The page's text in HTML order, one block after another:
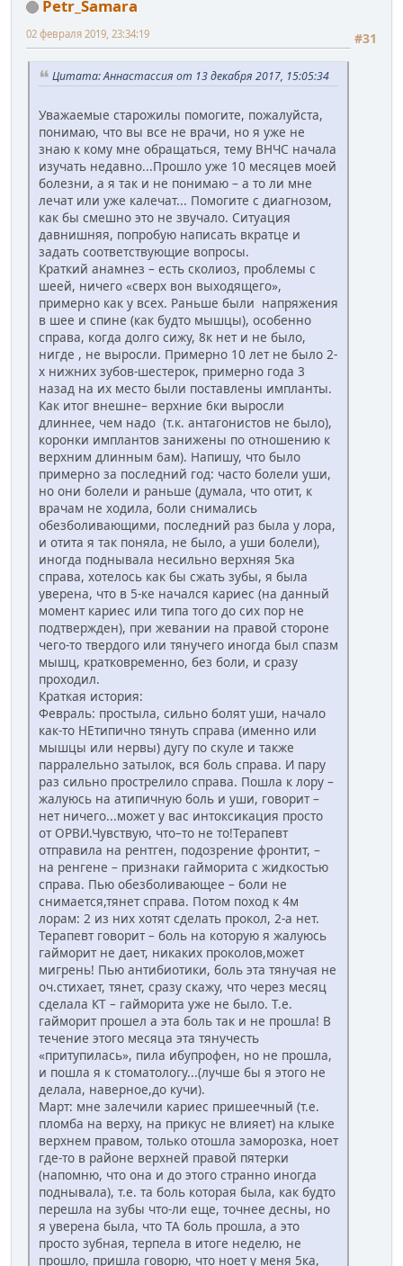
Petr_Samara
#31
02 февраля 2019, 23:34:19
Цитата: Аннастассия от 13 декабря 2017, 15:05:34
Уважаемые старожилы помогите, пожалуйста,
понимаю, что вы все не врачи, но я уже не
знаю к кому мне обращаться, тему ВНЧС начала
изучать недавно...Прошло уже 10 месяцев моей
болезни, а я так и не понимаю – а то ли мне
лечат или уже калечат... Помогите с диагнозом,
как бы смешно это не звучало. Ситуация
давнишняя, попробую написать вкратце и
задать соответствующие вопросы.
Краткий анамнез – есть сколиоз, проблемы с
шеей, ничего «сверх вон выходящего»,
примерно как у всех. Раньше были напряжения
в шее и спине (как будто мышцы), особенно
справа, когда долго сижу, 8к нет и не было,
нигде , не выросли. Примерно 10 лет не было 2-
х нижних зубов-шестерок, примерно года 3
назад на их место были поставлены импланты.
Как итог внешне– верхние 6ки выросли
длиннее, чем надо (т.к. антагонистов не было),
коронки имплантов занижены по отношению к
верхним длинным 6ам). Напишу, что было
примерно за последний год: часто болели уши,
но они болели и раньше (думала, что отит, к
врачам не ходила, боли снимались
обезболивающими, последний раз была у лора,
и отита я так поняла, не было, а уши болели),
иногда поднывала несильно верхняя 5ка
справа, хотелось как бы сжать зубы, я была
уверена, что в 5-ке начался кариес (на данный
момент кариес или типа того до сих пор не
подтвержден), при жевании на правой стороне
чего-то твердого или тянучего иногда был спазм
мышц, кратковременно, без боли, и сразу
проходил.
Краткая история:
Февраль: простыла, сильно болят уши, начало
как-то НЕтипично тянуть справа (именно или
мышцы или нервы) дугу по скуле и также
парралельно затылок, вся боль справа. И пару
раз сильно прострелило справа. Пошла к лору –
жалуюсь на атипичную боль и уши, говорит –
нет ничего...может у вас интоксикация просто
от ОРВИ.Чувствую, что–то не то!Терапевт
отправила на рентген, подозрение фронтит, –
на ренгене – признаки гайморита с жидкостью
справа. Пью обезболивающее – боли не
снимается,тянет справа. Потом поход к 4м
лорам: 2 из них хотят сделать прокол, 2-а нет.
Терапевт говорит – боль на которую я жалуюсь
гайморит не дает, никаких проколов,может
мигрень! Пью антибиотики, боль эта тянучая не
оч.стихает, тянет, сразу скажу, что через месяц
сделала КТ – гайморита уже не было. Т.е.
гайморит прошел а эта боль так и не прошла! В
течение этого месяца эта тянучесть
«притупилась», пила ибупрофен, но не прошла,
и пошла я к стоматологу...(лучше бы я этого не
делала, наверное,до кучи).
Март: мне залечили кариес пришеечный (т.е.
пломба на верху, на прикус не влияет) на клыке
верхнем правом, только отошла заморозка, ноет
где-то в районе верхней правой пятерки
(напомню, что она и до этого странно иногда
поднывала), т.е. та боль которая была, как будто
перешла на зубы что-ли еще, точнее десны, но
я уверена была, что ТА боль прошла, а это
просто зубная, терпела в итоге неделю, не
прошло, пришла говорю, что ноет у меня 5ка,